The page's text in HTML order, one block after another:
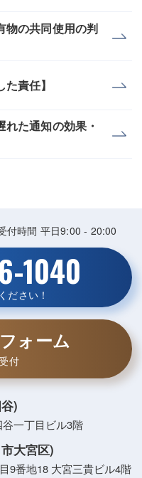
物の共同使用の判
責任】
れた通知の効果・
付時間 平日9:00 - 20:00
1040
ださい！
ォーム
付
)
一丁目ビル3階
大宮区)
9番地18 大宮三貴ビル4階